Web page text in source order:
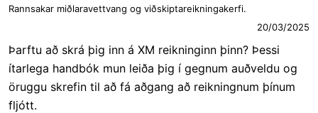
Rannsakar miðlaravettvang og viðskiptareikningakerfi.
20/03/2025
Þarftu að skrá þig inn á XM reikninginn þinn? Þessi
ítarlega handbók mun leiða þig í gegnum auðveldu og
öruggu skrefin til að fá aðgang að reikningnum þínum
fljótt.